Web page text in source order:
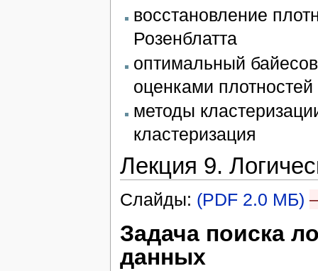
восстановление
Розенблатта
оптимальный
оценками плотностей
методы
кластеризация
Лекция 9.
Слайды: (PDF 2.0 МБ)
Задача поиска
данных